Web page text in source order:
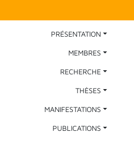
Main Navigation
PRÉSENTATION
MEMBRES
RECHERCHE
THÈSES
MANIFESTATIONS
PUBLICATIONS